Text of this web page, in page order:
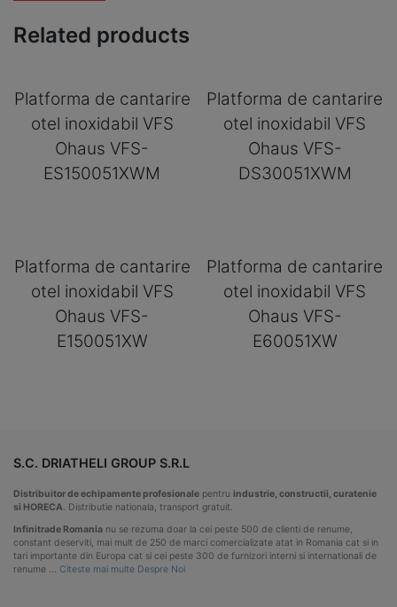
Related products
Platforma de cantarire
otel inoxidabil VFS
Ohaus VFS-
ES150051XWM
Platforma de cantarire
otel inoxidabil VFS
Ohaus VFS-
DS30051XWM
Platforma de cantarire
otel inoxidabil VFS
Ohaus VFS-
E150051XW
Platforma de cantarire
otel inoxidabil VFS
Ohaus VFS-
E60051XW
S.C. DRIATHELI GROUP S.R.L
Distribuitor de echipamente profesionale pentru industrie, constructii, curatenie
si HORECA . Distributie nationala, transport gratuit.
Infinitrade Romania nu se rezuma doar la cei peste 500 de clienti de renume,
constant deserviti, mai mult de 250 de marci comercializate atat in Romania cat si in
tari importante din Europa cat si cei peste 300 de furnizori interni si internationali de
renume … Citeste mai multe Despre Noi